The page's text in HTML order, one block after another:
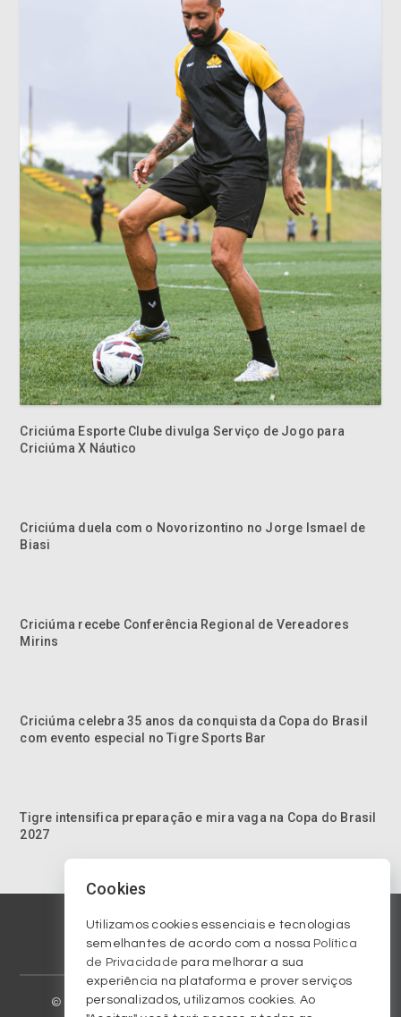
Criciúma Esporte Clube divulga Serviço de Jogo para
Criciúma X Náutico
Criciúma duela com o Novorizontino no Jorge Ismael de
Biasi
Criciúma recebe Conferência Regional de Vereadores
Mirins
Criciúma celebra 35 anos da conquista da Copa do Brasil
com evento especial no Tigre Sports Bar
Tigre intensifica preparação e mira vaga na Copa do Brasil
2027
© 2023 Copyright am570.com.br. Todos os direitos
Cookies
Utilizamos cookies essenciais e tecnologias
semelhantes de acordo com a nossa Política
de Privacidade para melhorar a sua
experiência na plataforma e prover serviços
personalizados, utilizamos cookies. Ao